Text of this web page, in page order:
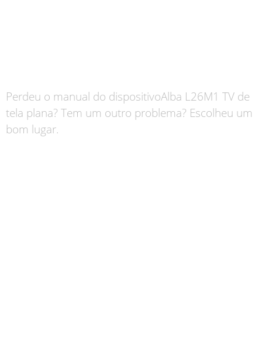
Perdeu o manual do dispositivoAlba L26M1 TV de
tela plana? Tem um outro problema? Escolheu um
bom lugar.